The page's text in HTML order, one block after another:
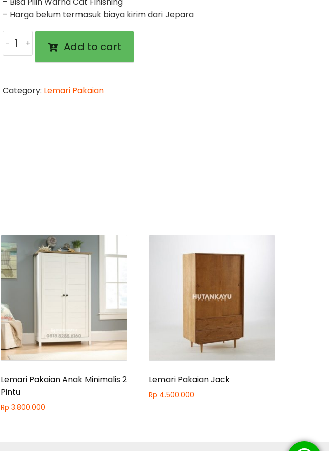
– Harga belum termasuk biaya kirim dari Jepara
Lemari
Pakaian
Add to cart
Category: Lemari Pakaian
Lemari Pakaian Anak Minimalis 2
Pintu
Rp 3.800.000
Lemari Pakaian Jack
Rp 4.500.000